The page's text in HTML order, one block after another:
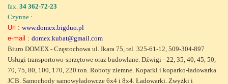
fax. 34 362-72-23
Czynne :
Url : www.domex.bigduo.pl
e-mail : domex.kubat@gmail.com
Biuro DOMEX - Częstochowa ul. Ikara 75, tel. 325-61-12, 509-304-897
Usługi transportowo-sprzętowe oraz budowlane. Dźwigi - 22, 35, 40, 45, 50,
70, 75, 80, 100, 170, 220 ton. Roboty ziemne. Koparki i koparko-ładowarka
JCB. Samochody samowyładowcze 6x4 i 8x4. Ładowarki. Zwyżki i